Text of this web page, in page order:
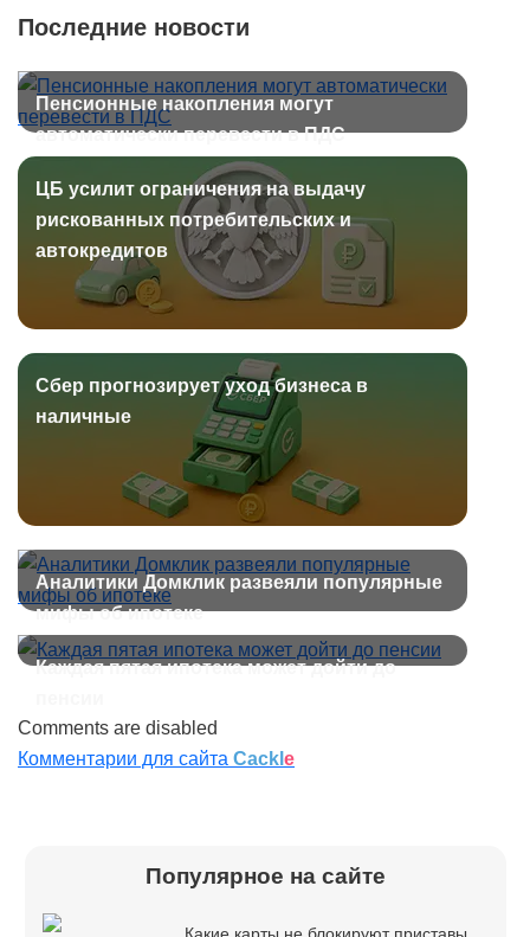
Последние новости
Пенсионные накопления могут
автоматически перевести в ПДС
ЦБ усилит ограничения на выдачу
рискованных потребительских и
автокредитов
Сбер прогнозирует уход бизнеса в
наличные
Аналитики Домклик развеяли популярные
мифы об ипотеке
Каждая пятая ипотека может дойти до
Comments are disabled
Комментарии для сайта Cackl e
Популярное на сайте
Какие карты не блокируют приставы